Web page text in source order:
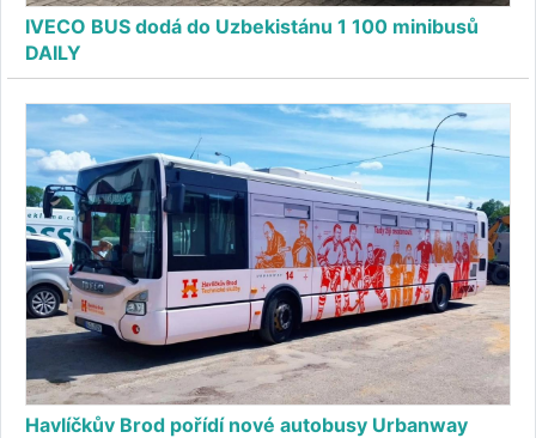
IVECO BUS dodá do Uzbekistánu 1 100 minibusů
DAILY
Havlíčkův Brod pořídí nové autobusy Urbanway